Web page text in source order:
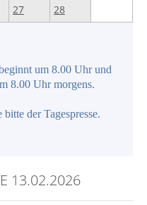
27 28
um 8.00 Uhr und
8.00 Uhr morgens.
der Tagespresse.
13.02.2026